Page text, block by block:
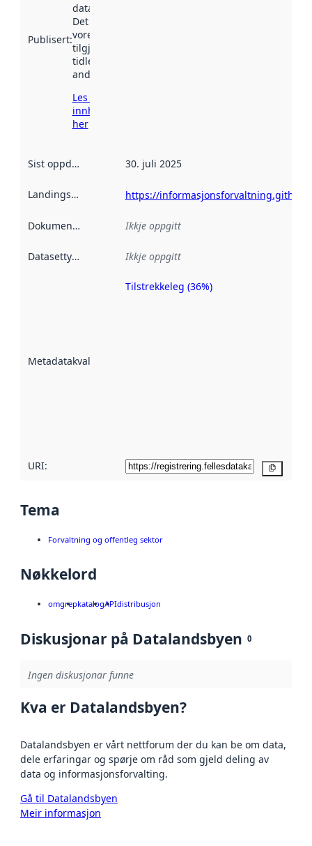
Publisert:
data.norge.no.
Det kan ha
vore
tilgjengeleg
tidlegare
andre stader.
Les meir om
innhenting
her
Sist oppdatert 30. juli 2025
Landingsside https://
Dokumentasjon Ikkje oppgitt
Datasettype Ikkje oppgitt
Metadatakvalitet
Metadatakvalitet
Tilstrekkeleg (36%)
URI:
Tema
Forvaltning og offentleg sektor
Nøkkelord
omgrepkatalogAPIdistribusjon
Diskusjonar på Datalandsbyen 0
Ingen diskusjonar funne
Kva er Datalandsbyen?
Datalandsbyen er vårt nettforum der du kan be om data,
dele erfaringar og spørje om råd som gjeld deling av
data og informasjonsforvalting.
Gå til Datalandsbyen
Meir informasjon